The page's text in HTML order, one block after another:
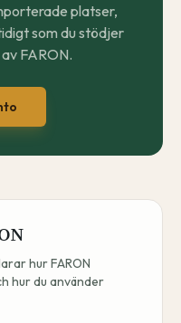
platser,
som du stödjer
FARON.
hur FARON
hur du använder